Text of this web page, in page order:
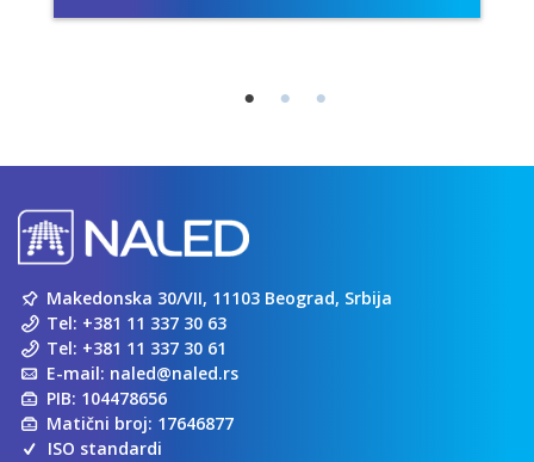
Makedonska 30/VII, 11103 Beograd, Srbija
Tel: +381 11 337 30 63
Tel: +381 11 337 30 61
E-mail: naled@naled.rs
PIB: 104478656
Matični broj: 17646877
ISO standardi